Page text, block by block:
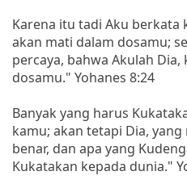
Karena itu tadi Aku berkata
akan mati dalam dosamu;
percaya, bahwa Akulah
dosamu." Yohanes 8:24
Banyak yang harus
kamu; akan tetapi Dia,
benar, dan apa yang
Kukatakan kepada dunia."